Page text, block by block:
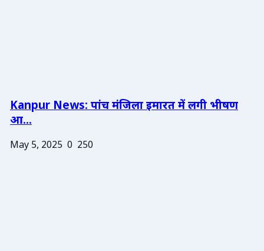
Kanpur News: पांच मंजिला इमारत में लगी भीषण
आ...
May 5, 2025 0 250